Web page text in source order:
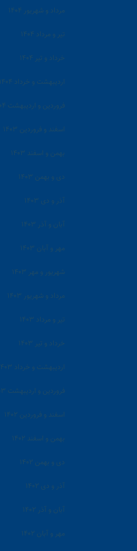
مرداد و شهریور ۱۴۰۴
تیر و مرداد ۱۴۰۴
خرداد و تیر ۱۴۰۴
اردیبهشت و خرداد ۱۴۰۴
فروردین و اردیبهشت ۱۴۰۴
اسفند و فروردین ۱۴۰۳
بهمن و اسفند ۱۴۰۳
دی و بهمن ۱۴۰۳
آذر و دی ۱۴۰۳
آبان و آذر ۱۴۰۳
مهر و آبان ۱۴۰۳
شهریور و مهر ۱۴۰۳
مرداد و شهریور ۱۴۰۳
تیر و مرداد ۱۴۰۳
خرداد و تیر ۱۴۰۳
اردیبهشت و خرداد ۱۴۰۳
فروردین و اردیبهشت ۱۴۰۳
اسفند و فروردین ۱۴۰۲
بهمن و اسفند ۱۴۰۲
دی و بهمن ۱۴۰۲
آذر و دی ۱۴۰۲
آبان و آذر ۱۴۰۲
مهر و آبان ۱۴۰۲